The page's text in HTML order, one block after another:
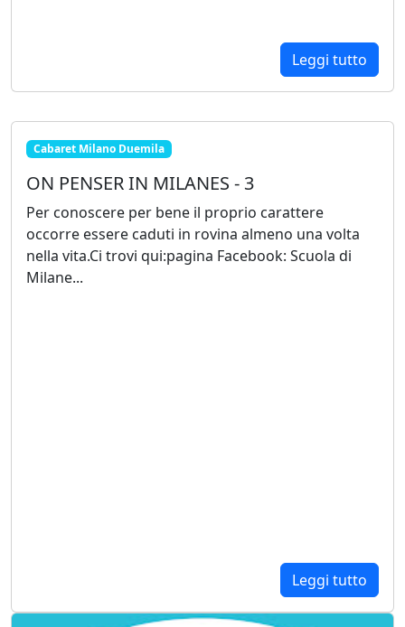
Leggi tutto
Cabaret Milano Duemila
ON PENSER IN MILANES - 3
Per conoscere per bene il proprio carattere
occorre essere caduti in rovina almeno una volta
nella vita.Ci trovi qui:pagina Facebook: Scuola di
Milane...
Leggi tutto